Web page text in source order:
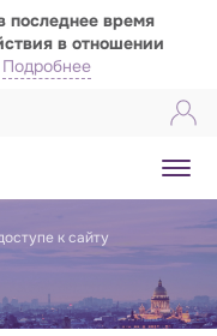
последнее время
в отношении
Подробнее
к сайту